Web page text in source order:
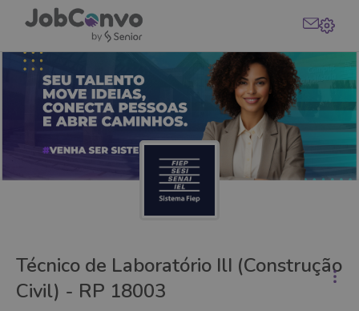
Técnico de Laboratório IlI (Construção
Civil) - RP 18003